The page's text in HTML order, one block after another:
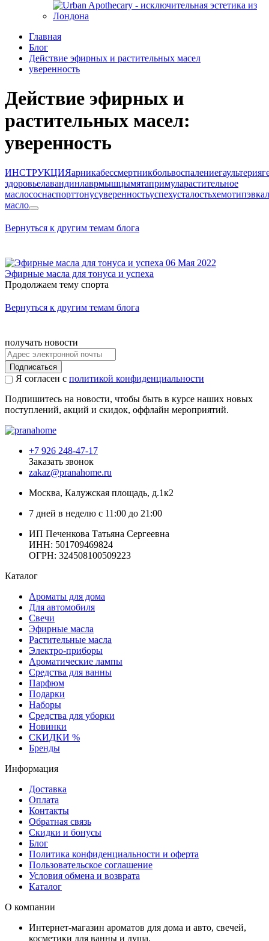
Главная
Блог
Действие эфирных и растительных масел
уверенность
Действие эфирных и
растительных масел:
уверенность
ИНСТРУКЦИЯарникабессмертникбольвоспалениегаультерия
здоровьелавандинлаврмышцымятапримуларастительное
маслососнаспорттонусуверенностьуспехусталостьхемотип
масло
Вернуться к другим темам блога
06 Мая 2022
Эфирные масла для тонуса и успеха
Продолжаем тему спорта
Вернуться к другим темам блога
получать новости
Подписаться
Я согласен с политикой конфиденциальности
Подпишитесь на новости, чтобы быть в курсе наших новых
поступлений, акций и скидок, оффлайн мероприятий.
+7 926 248-47-17
Заказать звонок
zakaz@pranahome.ru
Москва, Калужская площадь, д.1к2
7 дней в неделю с 11:00 до 21:00
ИП Печенкова Татьяна Сергеевна
ИНН: 501709469824
ОГРН: 324508100509223
Каталог
Ароматы для дома
Для автомобиля
Свечи
Эфирные масла
Растительные масла
Электро-приборы
Ароматические лампы
Средства для ванны
Парфюм
Подарки
Наборы
Средства для уборки
Новинки
СКИДКИ %
Бренды
Информация
Доставка
Оплата
Контакты
Обратная связь
Скидки и бонусы
Блог
Политика конфиденциальности и оферта
Пользовательское соглашение
Условия обмена и возврата
Каталог
О компании
Интернет-магазин ароматов для дома и авто, свечей,
косметики для ванны и душа.